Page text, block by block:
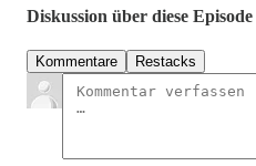
Diskussion über diese Episode
Kommentare Restacks